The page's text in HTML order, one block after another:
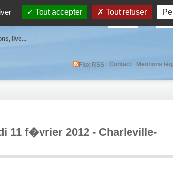
Tout accepter Tout refuser
live...
Mentions
Contact
Flux RSS
11 f�vrier 2012 - Charleville-